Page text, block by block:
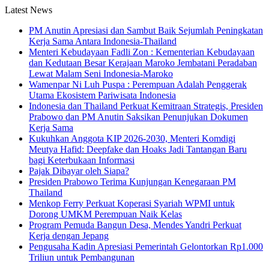
Latest News
PM Anutin Apresiasi dan Sambut Baik Sejumlah Peningkatan
Kerja Sama Antara Indonesia-Thailand
Menteri Kebudayaan Fadli Zon : Kementerian Kebudayaan
dan Kedutaan Besar Kerajaan Maroko Jembatani Peradaban
Lewat Malam Seni Indonesia-Maroko
Wamenpar Ni Luh Puspa : Perempuan Adalah Penggerak
Utama Ekosistem Pariwisata Indonesia
Indonesia dan Thailand Perkuat Kemitraan Strategis, Presiden
Prabowo dan PM Anutin Saksikan Penunjukan Dokumen
Kerja Sama
Kukuhkan Anggota KIP 2026-2030, Menteri Komdigi
Meutya Hafid: Deepfake dan Hoaks Jadi Tantangan Baru
bagi Keterbukaan Informasi
Pajak Dibayar oleh Siapa?
Presiden Prabowo Terima Kunjungan Kenegaraan PM
Thailand
Menkop Ferry Perkuat Koperasi Syariah WPMI untuk
Dorong UMKM Perempuan Naik Kelas
Program Pemuda Bangun Desa, Mendes Yandri Perkuat
Kerja dengan Jepang
Pengusaha Kadin Apresiasi Pemerintah Gelontorkan Rp1.000
Triliun untuk Pembangunan